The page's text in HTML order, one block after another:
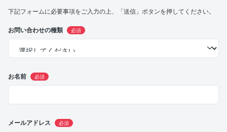
下記フォームに必要事項をご入力の上、「送信」ボタンを押してください。
お問い合わせの種類 必須
お名前 必須
メールアドレス 必須